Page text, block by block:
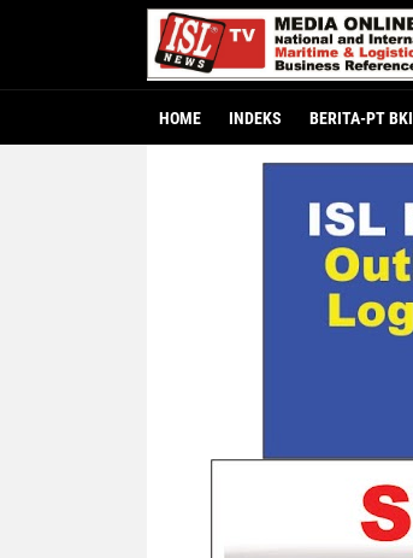
HOME INDEKS BERITA-PT BKI